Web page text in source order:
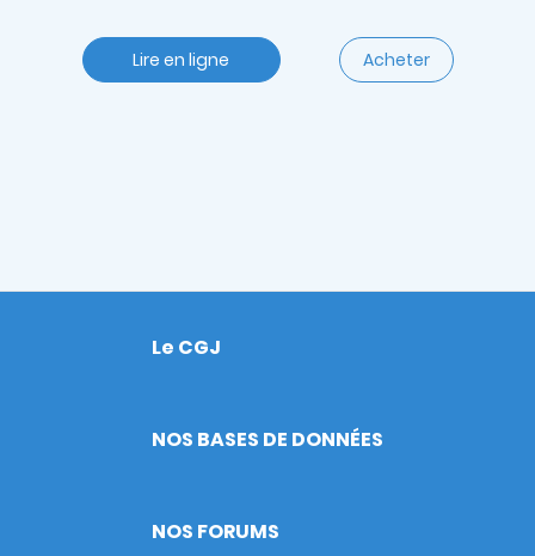
Lire en ligne Acheter
Footer
Le CGJ
NOS BASES DE DONNÉES
NOS FORUMS